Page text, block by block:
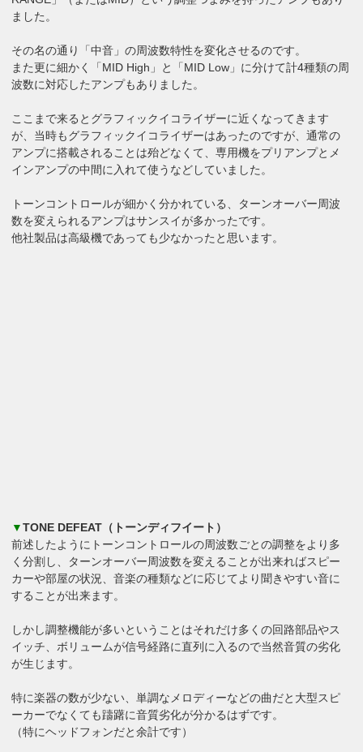
ました。
その名の通り「中音」の周波数特性を変化させるのです。
また更に細かく「MID High」と「MID Low」に分けて計4種類の周
波数に対応したアンプもありました。
ここまで来るとグラフィックイコライザーに近くなってきます
が、当時もグラフィックイコライザーはあったのですが、通常の
アンプに搭載されることは殆どなくて、専用機をプリアンプとメ
インアンプの中間に入れて使うなどしていました。
トーンコントロールが細かく分かれている、ターンオーバー周波
数を変えられるアンプはサンスイが多かったです。
他社製品は高級機であっても少なかったと思います。
▼TONE DEFEAT（トーンディフイート）
前述したようにトーンコントロールの周波数ごとの調整をより多
く分割し、ターンオーバー周波数を変えることが出来ればスピー
カーや部屋の状況、音楽の種類などに応じてより聞きやすい音に
することが出来ます。
しかし調整機能が多いということはそれだけ多くの回路部品やス
イッチ、ボリュームが信号経路に直列に入るので当然音質の劣化
が生じます。
特に楽器の数が少ない、単調なメロディーなどの曲だと大型スピ
ーカーでなくても躊躇に音質劣化が分かるはずです。
（特にヘッドフォンだと余計です）